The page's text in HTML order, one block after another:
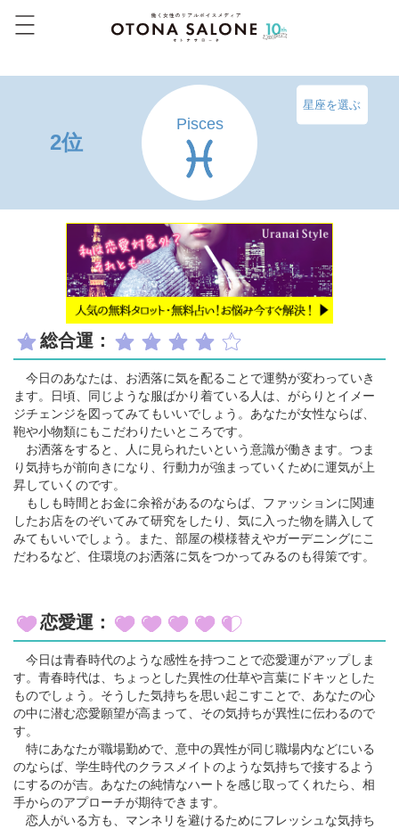
2位
Pisces
星座を選ぶ
総合運：
今日のあなたは、お洒落に気を配ることで運勢が変わっていき
ます。日頃、同じような服ばかり着ている人は、がらりとイメー
ジチェンジを図ってみてもいいでしょう。あなたが女性ならば、
鞄や小物類にもこだわりたいところです。
お洒落をすると、人に見られたいという意識が働きます。つま
り気持ちが前向きになり、行動力が強まっていくために運気が上
昇していくのです。
もしも時間とお金に余裕があるのならば、ファッションに関連
したお店をのぞいてみて研究をしたり、気に入った物を購入して
みてもいいでしょう。また、部屋の模様替えやガーデニングにこ
だわるなど、住環境のお洒落に気をつかってみるのも得策です。
恋愛運：
今日は青春時代のような感性を持つことで恋愛運がアップしま
す。青春時代は、ちょっとした異性の仕草や言葉にドキッとした
ものでしょう。そうした気持ちを思い起こすことで、あなたの心
の中に潜む恋愛願望が高まって、その気持ちが異性に伝わるので
す。
特にあなたが職場勤めで、意中の異性が同じ職場内などにいる
のならば、学生時代のクラスメイトのような気持ちで接するよう
にするのが吉。あなたの純情なハートを感じ取ってくれたら、相
手からのアプローチが期待できます。
恋人がいる方も、マンネリを避けるためにフレッシュな気持ち